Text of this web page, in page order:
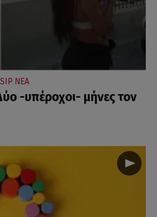
ΝΕΑ
-υπέροχοι- μήνες τον